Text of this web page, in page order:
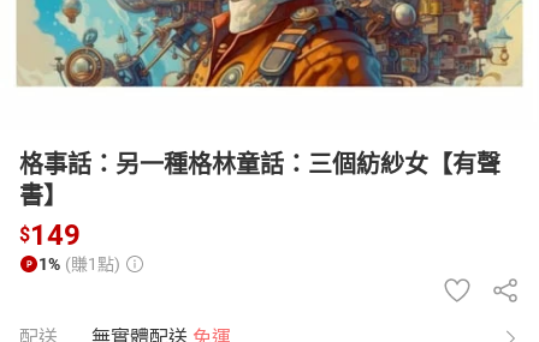
格事話：另一種格林童話：三個紡紗女【有聲
書】
$149
1% (賺1點)